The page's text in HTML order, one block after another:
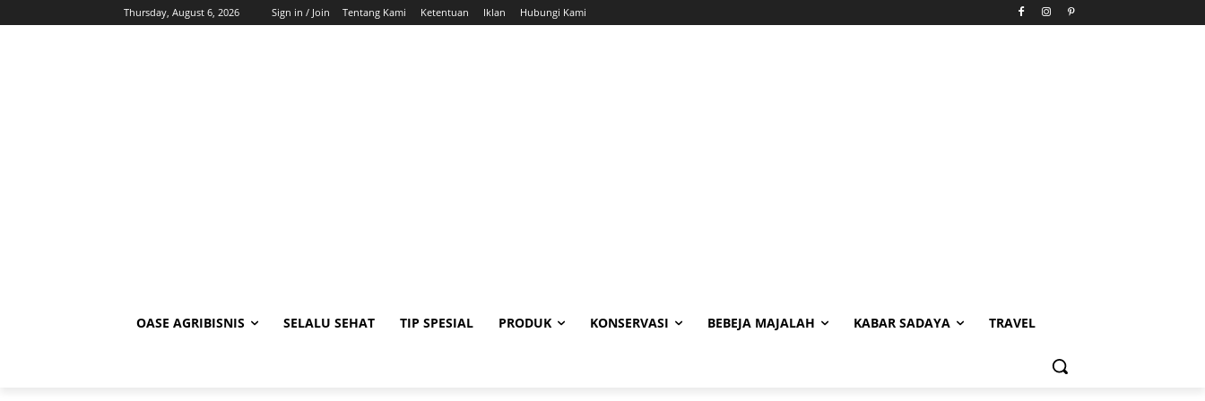
Thursday, August 6, 2026 Sign in / Join Tentang Kami Ketentuan Iklan Hubungi Kami
OASE AGRIBISNIS SELALU SEHAT TIP SPESIAL PRODUK KONSERVASI BEBEJA MAJALAH KABAR SADAYA TRAVEL